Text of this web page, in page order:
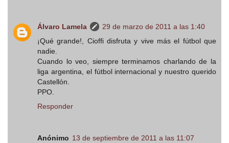
Álvaro Lamela
29 de marzo de 2011 a las 1:40
¡Qué grande!, Cioffi disfruta y vive más el fútbol que
nadie.
Cuando lo veo, siempre terminamos charlando de la
liga argentina, el fútbol internacional y nuestro querido
Castellón.
PPO.
Responder
Anónimo 13 de septiembre de 2011 a las 11:07